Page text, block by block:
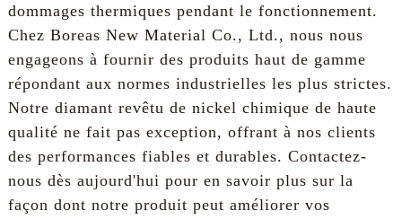
dommages thermiques pendant le fonctionnement.
Chez Boreas New Material Co., Ltd., nous nous
engageons à fournir des produits haut de gamme
répondant aux normes industrielles les plus strictes.
Notre diamant revêtu de nickel chimique de haute
qualité ne fait pas exception, offrant à nos clients
des performances fiables et durables. Contactez-
nous dès aujourd'hui pour en savoir plus sur la
façon dont notre produit peut améliorer vos